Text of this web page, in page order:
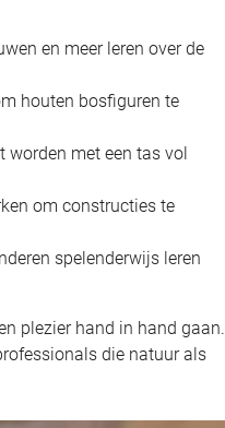
en meer leren over de
houten bosfiguren te
met een tas vol
om constructies te
spelenderwijs leren
plezier hand in hand gaan.
die natuur als